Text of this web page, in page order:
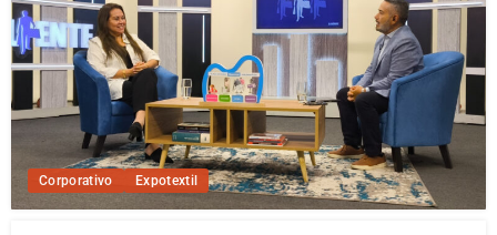
Corporativo Expotextil